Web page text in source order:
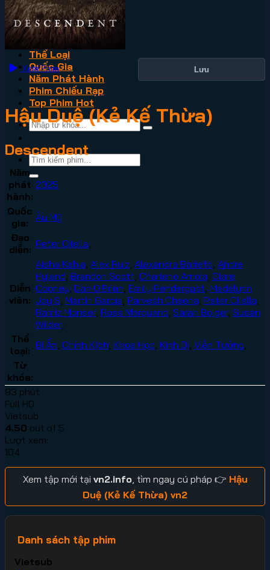
VN2
Phim Lẻ
Phim Bộ
Thể Loại
Quốc Gia
Năm Phát Hành
Phim Chiếu Rạp
Top Phim Hot
Xem Phim Lưu
Hậu Duệ (Kẻ Kế Thừa)
Descendent
Năm
phát
hành:
2025
Quốc
gia:
Âu Mỹ
Đạo
diễn: Peter Cilella
Diễn
viên:
Aisha Kabia Alex Ruiz Alexandra Barreto Andre
Hyland Brandon Scott Charlene Amoia Clare
Cooney Dan O'Brien Emily Pendergast Madelynn
Joy S Martin Garcia Parvesh Cheena Peter Cilella
Ramiz Monsef, Ross Marquand Sarah Bolger, Susan
Wilder,
Thể
loại: Bí Ẩn Chính Kịch Khoa Học Kinh Dị Viễn Tưởng
Từ
khóa:
93 phút
Full HD
Vietsub
4.50 out of 5
Lượt xem:
104
Xem tập mới tại vn2.info, tìm ngay cú pháp 👉 Hậu
Duệ (Kẻ Kế Thừa) vn2
Danh sách tập phim
Vietsub